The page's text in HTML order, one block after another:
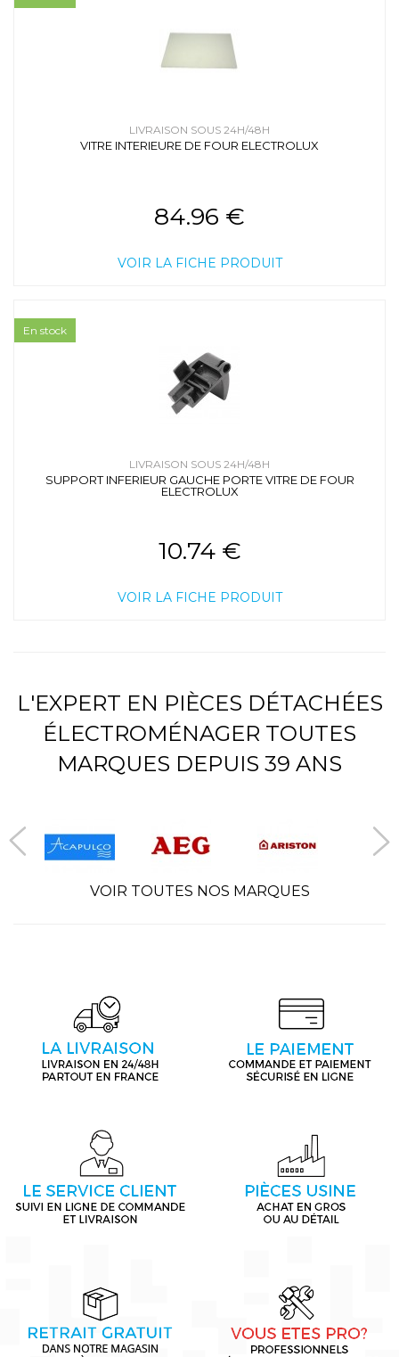
LIVRAISON SOUS 24H/48H
VITRE INTERIEURE DE FOUR ELECTROLUX
84.96 €
VOIR LA FICHE PRODUIT
LIVRAISON SOUS 24H/48H
SUPPORT INFERIEUR GAUCHE PORTE VITRE DE FOUR
ELECTROLUX
10.74 €
VOIR LA FICHE PRODUIT
En stock
L'EXPERT EN PIÈCES DÉTACHÉES
ÉLECTROMÉNAGER TOUTES
MARQUES DEPUIS 39 ANS
VOIR TOUTES NOS MARQUES